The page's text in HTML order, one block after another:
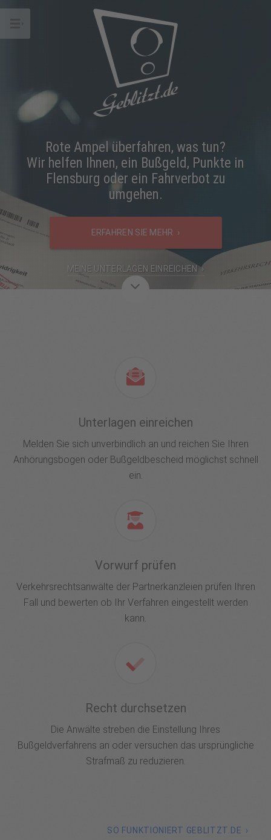
Rote Ampel überfahren, was tun?
Wir helfen Ihnen, ein Bußgeld, Punkte in
Flensburg oder ein Fahrverbot zu
umgehen.
ERFAHREN SIE MEHR ›
MEINE UNTERLAGEN EINREICHEN ›
Unterlagen einreichen
Melden Sie sich unverbindlich an und reichen Sie Ihren
Anhörungsbogen oder Bußgeldbescheid möglichst schnell
ein.
Vorwurf prüfen
Verkehrsrechtsanwälte der Partnerkanzleien prüfen Ihren
Fall und bewerten ob Ihr Verfahren eingestellt werden
kann.
Recht durchsetzen
Die Anwälte streben die Einstellung Ihres
Bußgeldverfahrens an oder versuchen das ursprüngliche
Strafmaß zu reduzieren.
SO FUNKTIONIERT GEBLITZT.DE